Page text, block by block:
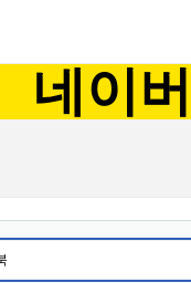
네이